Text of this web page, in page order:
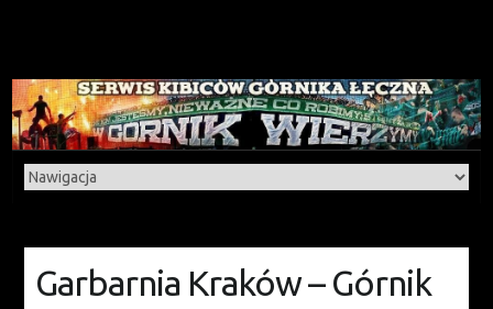
Garbarnia Kraków – Górnik